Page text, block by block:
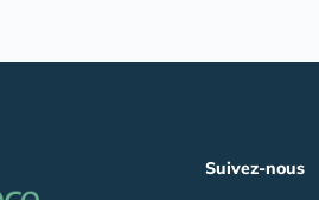
Suivez-nous